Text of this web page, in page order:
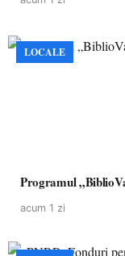
LOCALE
Programul
acum 1 zi